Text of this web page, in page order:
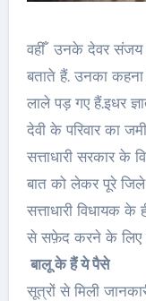
वहीँ उनके देवर संजय
बताते हैं. उनका
लाले पड़ गए हैं.इधर
देवी के परिवार का
सत्ताधारी सरकार
बात को लेकर पूरे
सत्ताधारी विधायक के
से सफ़ेद करने के लिए
बालू के हैं ये पैसे
सूत्रों से मिली